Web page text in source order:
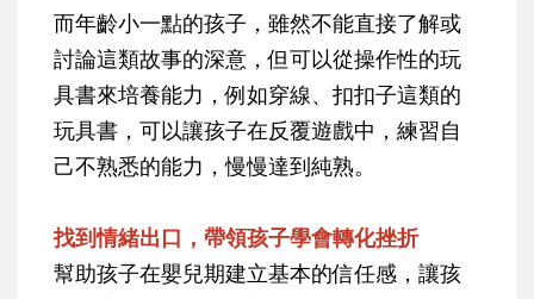
而年齡小一點的孩子，雖然不能直接了解或
討論這類故事的深意，但可以從操作性的玩
具書來培養能力，例如穿線、扣扣子這類的
玩具書，可以讓孩子在反覆遊戲中，練習自
己不熟悉的能力，慢慢達到純熟。
找到情緒出口，帶領孩子學會轉化挫折
幫助孩子在嬰兒期建立基本的信任感，讓孩